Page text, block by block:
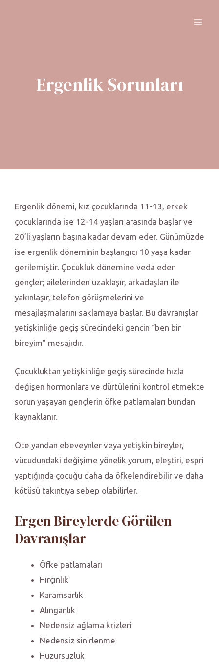
Ergenlik Sorunları
Ergenlik dönemi, kız çocuklarında 11-13, erkek
çocuklarında ise 12-14 yaşları arasında başlar ve
20’li yaşların başına kadar devam eder. Günümüzde
ise ergenlik döneminin başlangıcı 10 yaşa kadar
gerilemiştir. Çocukluk dönemine veda eden
gençler; ailelerinden uzaklaşır, arkadaşları ile
yakınlaşır, telefon görüşmelerini ve
mesajlaşmalarını saklamaya başlar. Bu davranışlar
yetişkinliğe geçiş sürecindeki gencin “ben bir
bireyim” mesajıdır.
Çocukluktan yetişkinliğe geçiş sürecinde hızla
değişen hormonlara ve dürtülerini kontrol etmekte
sorun yaşayan gençlerin öfke patlamaları bundan
kaynaklanır.
Öte yandan ebeveynler veya yetişkin bireyler,
vücudundaki değişime yönelik yorum, eleştiri, espri
yaptığında çocuğu daha da öfkelendirebilir ve daha
kötüsü takıntıya sebep olabilirler.
Ergen Bireylerde Görülen
Davranışlar
Öfke patlamaları
Hırçınlık
Karamsarlık
Alınganlık
Nedensiz ağlama krizleri
Nedensiz sinirlenme
Huzursuzluk